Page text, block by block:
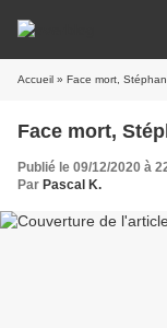
Accueil » Face mort,
Face mort,
Publié le 09/12/2020 à
Par Pascal K.